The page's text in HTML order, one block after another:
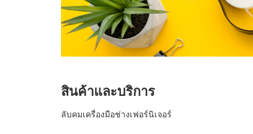
สินค้าและบริการ
ลับคมเครื่องมือช่างเฟอร์นิเจอร์